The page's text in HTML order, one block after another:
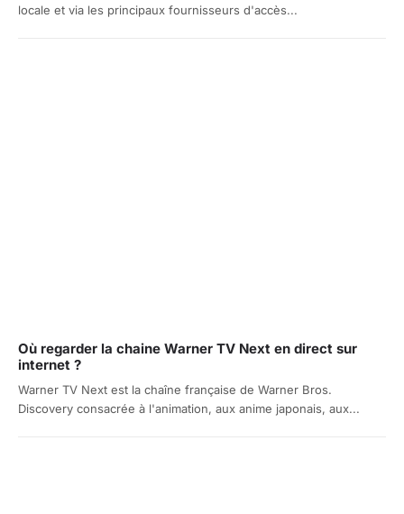
locale et via les principaux fournisseurs d'accès...
Où regarder la chaine Warner TV Next en direct sur
internet ?
Warner TV Next est la chaîne française de Warner Bros.
Discovery consacrée à l'animation, aux anime japonais, aux...